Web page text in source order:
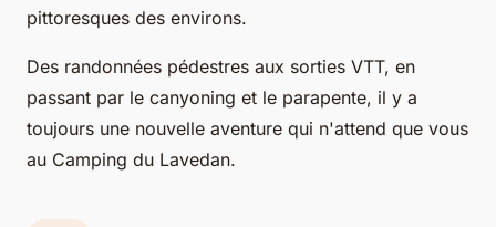
pittoresques des environs.
Des randonnées pédestres aux sorties VTT, en
passant par le canyoning et le parapente, il y a
toujours une nouvelle aventure qui n'attend que vous
au Camping du Lavedan.